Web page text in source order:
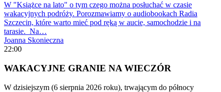
W "Książce na lato" o tym czego można posłuchać w czasie
wakacyjnych podróży. Porozmawiamy o audiobookach Radia
Szczecin, które warto mieć pod ręką w aucie, samochodzie i na
tarasie. Na…
Joanna Skonieczna
22:00
WAKACYJNE GRANIE NA WIECZÓR
W dzisiejszym (6 sierpnia 2026 roku), trwającym do północy